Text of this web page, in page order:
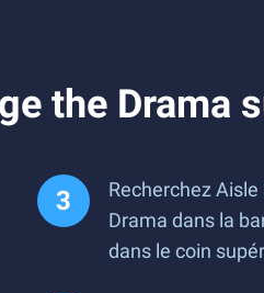
the Drama
Recherchez
Drama dans la
dans le coin